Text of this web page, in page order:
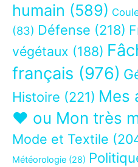
humain (589)
(83) Défense (218)
végétaux (188)
français (976)
Histoire (221) Mes
❤ ou Mon très
Mode et Textile
Météorologie (28)